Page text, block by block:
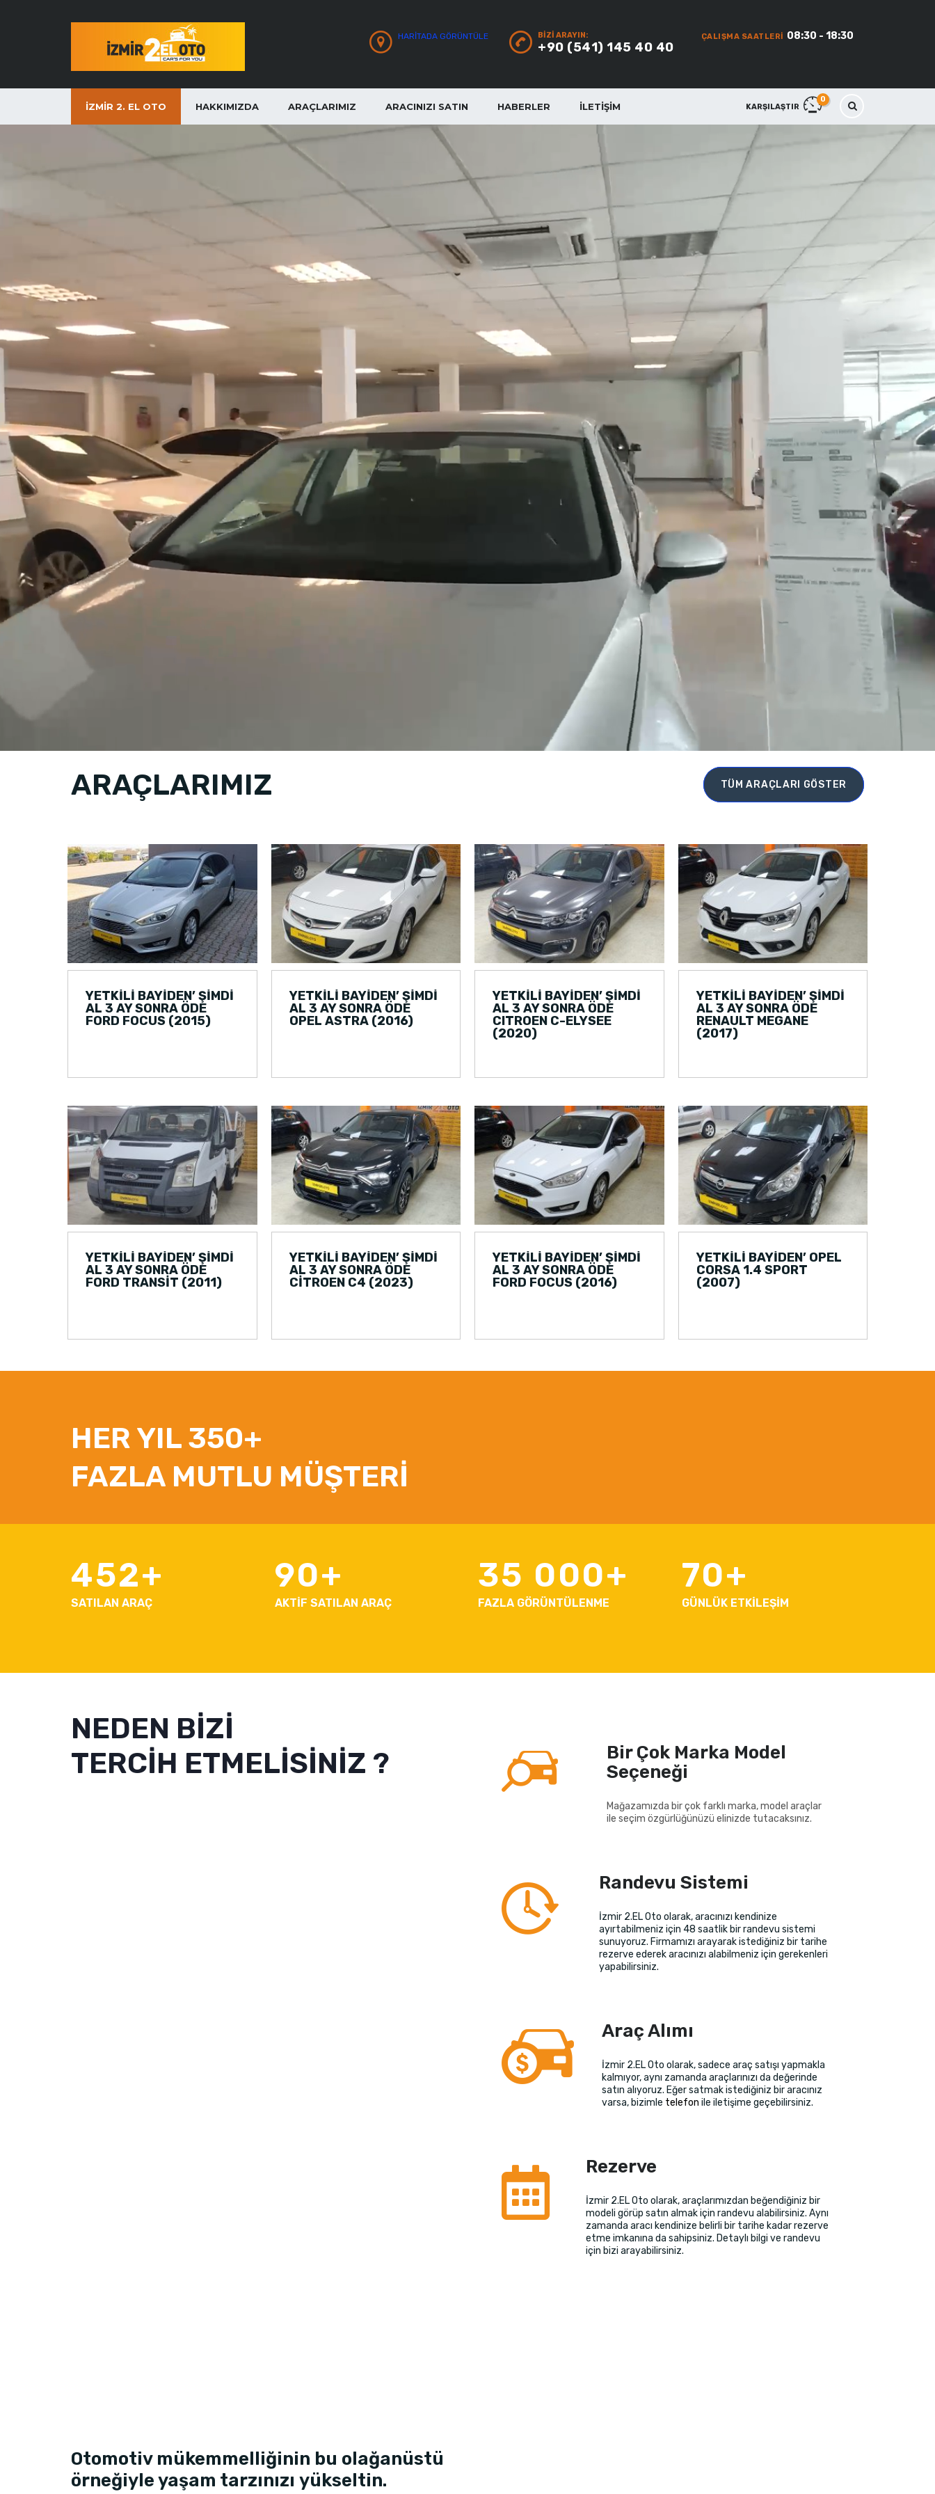
ÇALIŞMA SAATLERI 08:30 - 18:30
BIZI ARAYIN:
+90 (541) 145 40 40
HARITADA GÖRÜNTÜLE
KARŞILAŞTIR
0
İZMIR 2. EL OTO HAKKIMIZDA ARAÇLARIMIZ ARACINIZI SATIN HABERLER İLETIŞIM
ARAÇLARIMIZ TÜM ARAÇLARI GÖSTER
YETKİLİ BAYİDEN’ ŞİMDİ
AL 3 AY SONRA ÖDE
FORD FOCUS (2015)
YETKİLİ BAYİDEN’ ŞİMDİ
AL 3 AY SONRA ÖDE
OPEL ASTRA (2016)
YETKİLİ BAYİDEN’ ŞİMDİ
AL 3 AY SONRA ÖDE
CITROEN C-ELYSEE
(2020)
YETKİLİ BAYİDEN’ ŞİMDİ
AL 3 AY SONRA ÖDE
RENAULT MEGANE
(2017)
YETKİLİ BAYİDEN’ ŞİMDİ
AL 3 AY SONRA ÖDE
FORD TRANSİT (2011)
YETKİLİ BAYİDEN’ ŞİMDİ
AL 3 AY SONRA ÖDE
CİTROEN C4 (2023)
YETKİLİ BAYİDEN’ ŞİMDİ
AL 3 AY SONRA ÖDE
FORD FOCUS (2016)
YETKİLİ BAYİDEN’ OPEL
CORSA 1.4 SPORT
(2007)
HER YIL 350+
FAZLA MUTLU MÜŞTERİ
452
SATILAN ARAÇ
90
AKTİF SATILAN ARAÇ
35 000
FAZLA GÖRÜNTÜLENME
70
GÜNLÜK ETKİLEŞİM
NEDEN BİZİ
TERCİH ETMELİSİNİZ ?
Bir Çok Marka Model
Seçeneği
Mağazamızda bir çok farklı marka, model araçlar
ile seçim özgürlüğünüzü elinizde tutacaksınız.
Randevu Sistemi
İzmir 2.EL Oto olarak, aracınızı kendinize
ayırtabilmeniz için 48 saatlik bir randevu sistemi
sunuyoruz. Firmamızı arayarak istediğiniz bir tarihe
rezerve ederek aracınızı alabilmeniz için gerekenleri
yapabilirsiniz.
Araç Alımı
İzmir 2.EL Oto olarak, sadece araç satışı yapmakla
kalmıyor, aynı zamanda araçlarınızı da değerinde
satın alıyoruz. Eğer satmak istediğiniz bir aracınız
varsa, bizimle telefon ile iletişime geçebilirsiniz.
Rezerve
İzmir 2.EL Oto olarak, araçlarımızdan beğendiğiniz bir
modeli görüp satın almak için randevu alabilirsiniz. Aynı
zamanda aracı kendinize belirli bir tarihe kadar rezerve
etme imkanına da sahipsiniz. Detaylı bilgi ve randevu
için bizi arayabilirsiniz.
Otomotiv mükemmelliğinin bu olağanüstü
örneğiyle yaşam tarzınızı yükseltin.